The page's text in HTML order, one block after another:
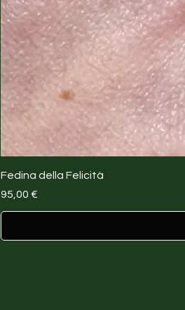
Fedina della Felicità
Prezzo
95,00 €